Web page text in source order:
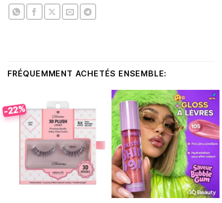
FRÉQUEMMENT ACHETÉS ENSEMBLE:
-22%